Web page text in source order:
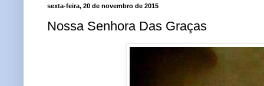
sexta-feira, 20 de novembro de 2015
Nossa Senhora Das Graças